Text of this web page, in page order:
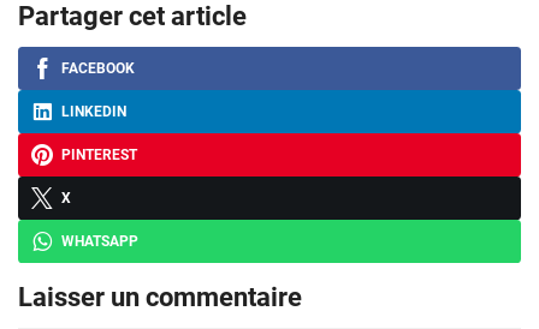
Partager cet article
FACEBOOK
LINKEDIN
PINTEREST
X
WHATSAPP
Laisser un commentaire